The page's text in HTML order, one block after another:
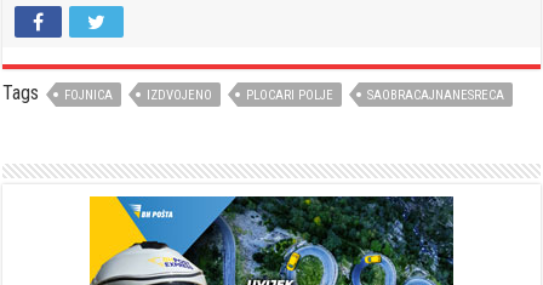
Tags FOJNICA IZDVOJENO PLOCARI POLJE SAOBRACAJNANESRECA